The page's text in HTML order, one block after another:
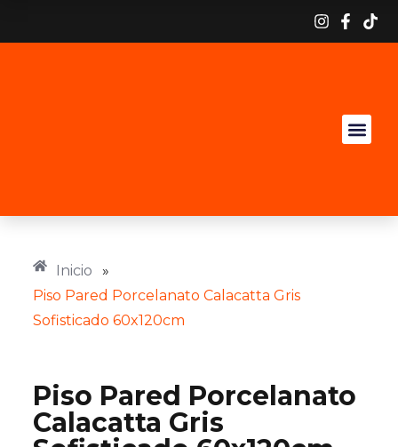
Inicio
»
Piso Pared Porcelanato Calacatta Gris
Sofisticado 60x120cm
Piso Pared Porcelanato
Calacatta Gris